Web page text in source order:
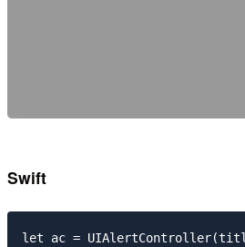
Swift
let ac =